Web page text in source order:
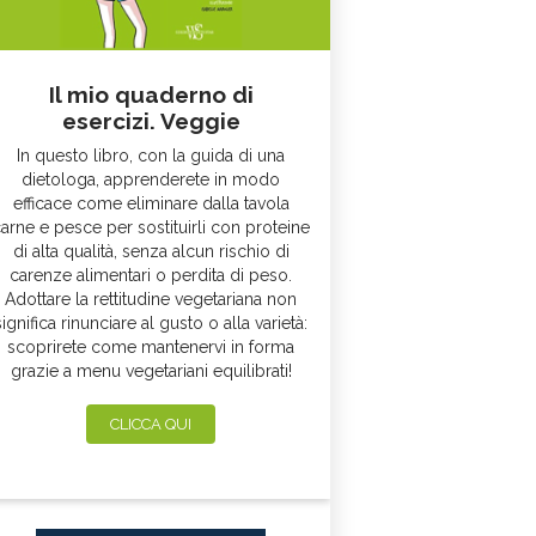
Il mio quaderno di
esercizi. Veggie
In questo libro, con la guida di una
dietologa, apprenderete in modo
efficace come eliminare dalla tavola
e pesce per sostituirli con proteine
di alta qualità, senza alcun rischio di
carenze alimentari o perdita di peso.
Adottare la rettitudine vegetariana non
rinunciare al gusto o alla varietà:
scoprirete come mantenervi in forma
grazie a menu vegetariani equilibrati!
CLICCA QUI